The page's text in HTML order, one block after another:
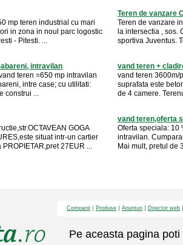
mp teren industrial cu mari
in zona in noul parc logostic
- Pitesti. ...
Teren de vanzare
Teren de vanzare
la intersectia , sos.
sportiva Juventus.
intravilan
teren =650 mp intravilan
intre case; cu utilitati:
construi ...
vand teren +
vand teren 3600m/
suprafata este
de 4 camere.
GOGA
situat intr-un cartier
27EUR ...
vand teren,oferta
Oferta speciala: 10
intravilan.
Mai mult, pretul de
Companii Produse Anunturi Director web
Pe aceasta pagina poti